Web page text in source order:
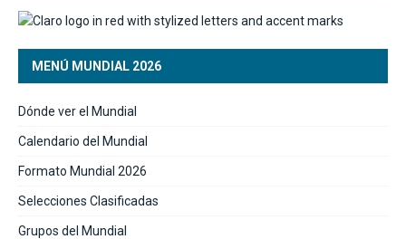
MENÚ MUNDIAL 2026
Dónde ver el Mundial
Calendario del Mundial
Formato Mundial 2026
Selecciones Clasificadas
Grupos del Mundial